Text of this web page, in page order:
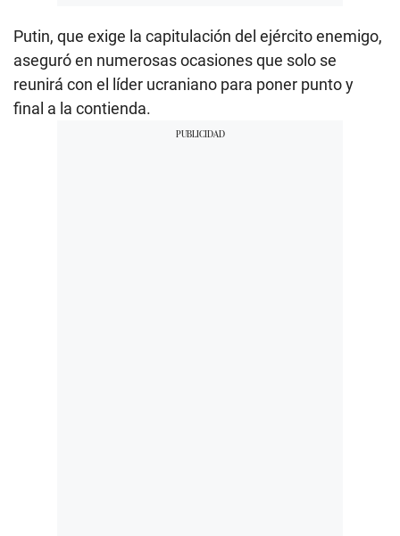
Putin, que exige la capitulación del ejército enemigo,
aseguró en numerosas ocasiones que solo se
reunirá con el líder ucraniano para poner punto y
final a la contienda.